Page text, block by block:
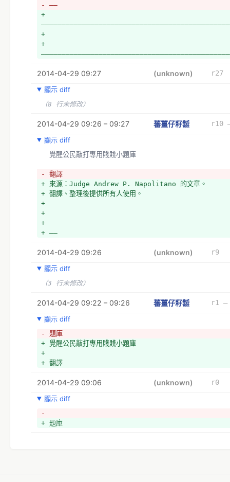
+ *尚未翻譯完成
+ *如果只要政府想要，就可以隨時吞併你的財產呢？
+ *如果政府可以不斷起訴你，直到它得到它想要的判決才罷休
辦？
+ *如果政府可以折磨你，直到你說出政府想聽到的話？
+ *如果總統候選人表態支持刑求的話，你怎麼辦？
+ *如果政府為了逮到你而折磨你的孩子，你怎麼辦？
+ *尚未翻譯完成
呢？
+ *
+ *如果各縣市只能遵從中央政府的指示行事而沒有任何權限？
+ *如果我們的民選官員／代議士們並沒有真正與我們站在一起
心遵從執政黨的意志，那我們怎麼辦？
+ *如果政府可以因為你的出生地不同，就剝奪你權利的話呢？
+ *如果所得稅其實是違憲的？
會怎樣呢？
+ *尚未翻譯完成
+ *如果因為每個政黨都追求執政後絕對的權力，導致投什麼人
任何意義呢？
視憲法於無物呢？
+ *如果你愛你的國家，但卻痛恨政府對這個國家的所作所為呢
+ *如果為了愛你的國家，你有時不得不改變或甚至廢除政府呢
+ *萬一（此處可以代入任何人的名字）是對的呢？
+ *如果管得最少的政府才是最好的政府呢？
+ *萬一我是對的呢？
+ *當你的正確讓自己身處險境，只因為政府是錯誤的一方，那
+ *與其奴隸般地活著，如果拼死爭取自由是更好的選擇呢？
+
- ——
+
+
+
2014-04-29 09:27 (unknown)
r27
顯示 diff
（8 行未修改）
2014-04-29 09:26 – 09:27 蕃薑仔籽㍿
r10
顯示 diff
  覺醒公民敲打專用賤賤小題庫
- 翻譯
+ 來源：Judge Andrew P. Napolitano 的文章。
+ 翻譯、整理後提供所有人使用。
+
+
+
+ ——
2014-04-29 09:26 (unknown)
r9
顯示 diff
（3 行未修改）
2014-04-29 09:22 – 09:26 蕃薑仔籽㍿
r1 –
顯示 diff
- 題庫
+ 覺醒公民敲打專用賤賤小題庫
+
+ 翻譯
2014-04-29 09:06 (unknown)
r0
顯示 diff
-
+ 題庫